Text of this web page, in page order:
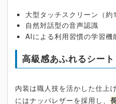
大型タッチスクリーン（約
自然対話型の音声認識
AIによる利用習慣の学習機
高級感あふれるシー
内装は職人技を活かした仕上
にはナッパレザーを採用し、